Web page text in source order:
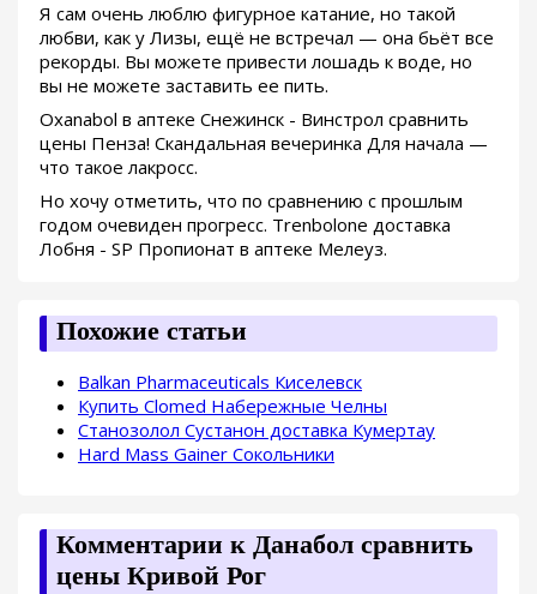
Я сам очень люблю фигурное катание, но такой
любви, как у Лизы, ещё не встречал — она бьёт все
рекорды. Вы можете привести лошадь к воде, но
вы не можете заставить ее пить.
Oxanabol в аптеке Снежинск - Винстрол сравнить
цены Пенза! Скандальная вечеринка Для начала —
что такое лакросс.
Но хочу отметить, что по сравнению с прошлым
годом очевиден прогресс. Trenbolone доставка
Лобня - SP Пропионат в аптеке Мелеуз.
Похожие статьи
Balkan Pharmaceuticals Киселевск
Купить Clomed Набережные Челны
Станозолол Сустанон доставка Кумертау
Hard Mass Gainer Сокольники
Комментарии к Данабол сравнить
цены Кривой Рог